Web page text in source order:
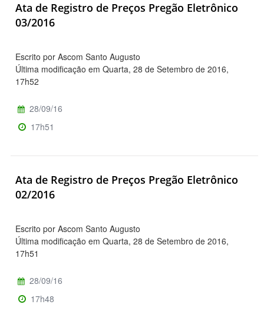
Ata de Registro de Preços Pregão Eletrônico
03/2016
Escrito por Ascom Santo Augusto
Última modificação em Quarta, 28 de Setembro de 2016,
17h52
28/09/16
17h51
Ata de Registro de Preços Pregão Eletrônico
02/2016
Escrito por Ascom Santo Augusto
Última modificação em Quarta, 28 de Setembro de 2016,
17h51
28/09/16
17h48